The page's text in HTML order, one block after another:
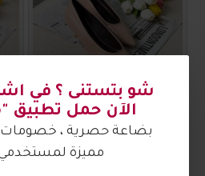
كعب نسائي ناعم 2017203
₪65.00